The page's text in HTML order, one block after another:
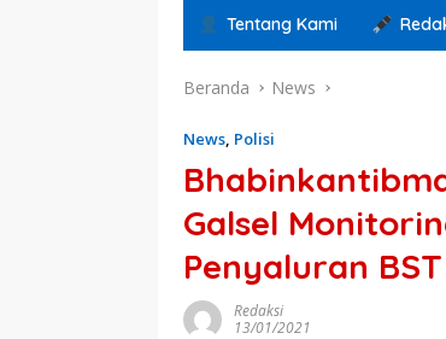
Tentang Kami
Beranda News
News, Polisi
Galsel
Penyaluran
Redaksi
13/01/2021